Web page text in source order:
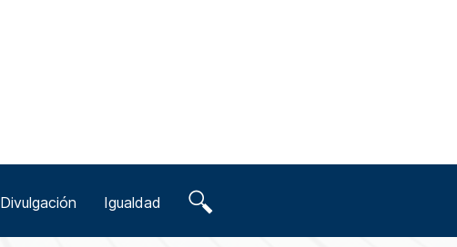
Divulgación Igualdad